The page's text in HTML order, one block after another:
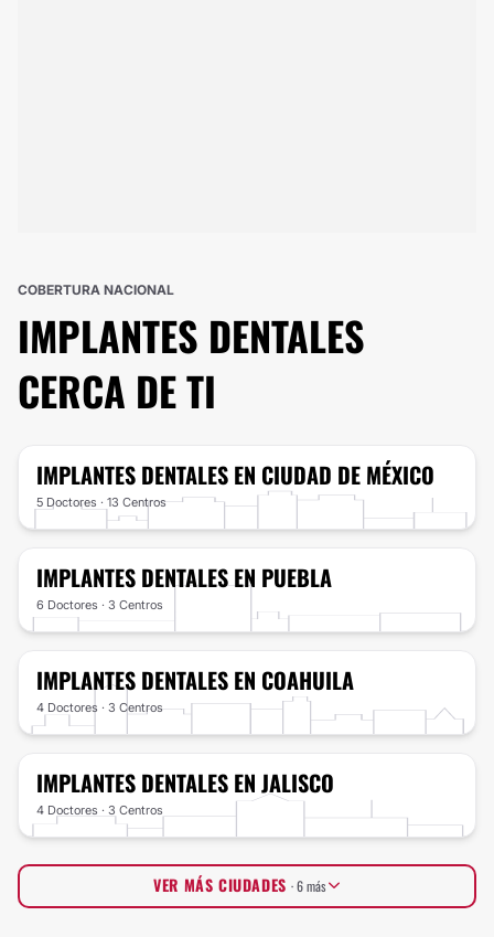
COBERTURA NACIONAL
IMPLANTES DENTALES
CERCA DE TI
IMPLANTES DENTALES EN CIUDAD DE MÉXICO
5 Doctores · 13 Centros
IMPLANTES DENTALESEN PUEBLA
6 Doctores · 3 Centros
IMPLANTES DENTALES EN COAHUILA
4 Doctores · 3 Centros
IMPLANTES DENTALES EN JALISCO
4 Doctores · 3 Centros
VER MÁS CIUDADES· 6 más